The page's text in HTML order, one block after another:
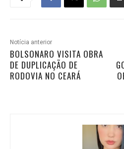
Notícia anterior
BOLSONARO VISITA OBRA
DE DUPLICAÇÃO DE
RODOVIA NO CEARÁ